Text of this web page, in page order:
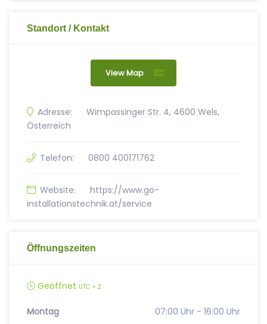
Standort / Kontakt
View Map
Adresse:
Wimpassinger Str. 4, 4600 Wels,
Österreich
Telefon: 0800 400171762
Website:
https://www.go-
installationstechnik.at/service
Öffnungszeiten
Geöffnet UTC + 2
Montag 07:00 Uhr - 16:00 Uhr